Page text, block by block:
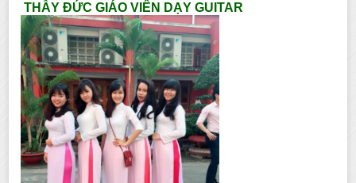
THẦY ĐỨC GIÁO VIÊN DẠY GUITAR